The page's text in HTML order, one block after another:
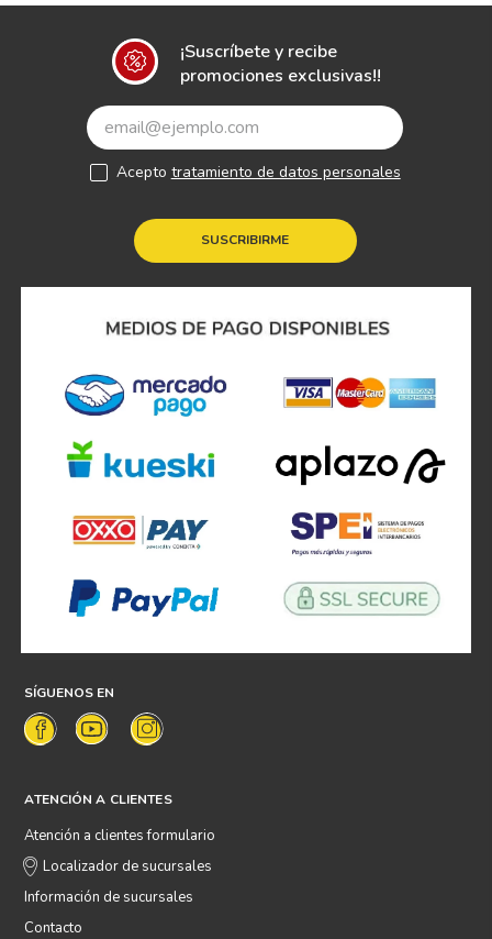
¡Suscríbete y recibe
promociones exclusivas!!
SUSCRIBIRME
Acepto tratamiento de datos personales
SÍGUENOS EN
ATENCIÓN A CLIENTES
Atención a clientes formulario
Localizador de sucursales
Información de sucursales
Contacto